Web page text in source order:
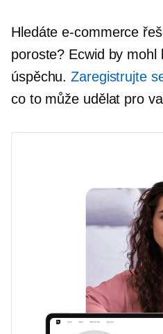
Hledáte e-commerce
poroste? Ecwid by
úspěchu.Zaregistrujte
co to může udělat pro